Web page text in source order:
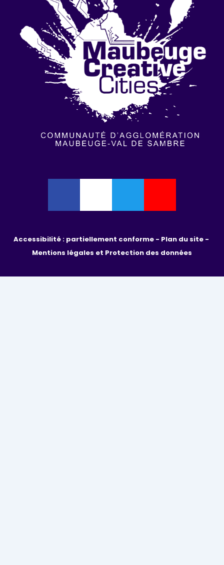
Accessibilité : partiellement conforme -
Mentions légales et Protection des données